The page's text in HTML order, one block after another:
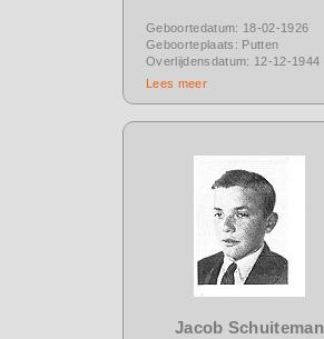
Geboortedatum: 18-02-1926
Geboorteplaats: Putten
Overlijdensdatum: 12-12-1944
Lees meer
Jacob Schuiteman